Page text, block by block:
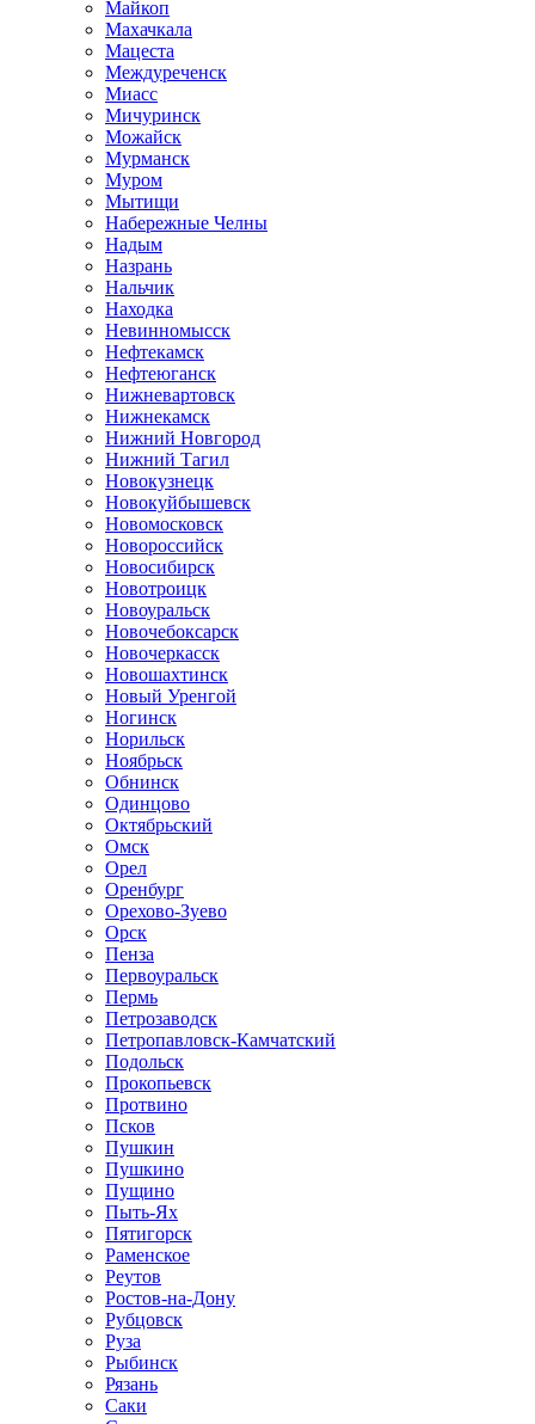
Майкоп
Махачкала
Мацеста
Междуреченск
Миасс
Мичуринск
Можайск
Мурманск
Муром
Мытищи
Набережные Челны
Надым
Назрань
Нальчик
Находка
Невинномысск
Нефтекамск
Нефтеюганск
Нижневартовск
Нижнекамск
Нижний Новгород
Нижний Тагил
Новокузнецк
Новокуйбышевск
Новомосковск
Новороссийск
Новосибирск
Новотроицк
Новоуральск
Новочебоксарск
Новочеркасск
Новошахтинск
Новый Уренгой
Ногинск
Норильск
Ноябрьск
Обнинск
Одинцово
Октябрьский
Омск
Орел
Оренбург
Орехово-Зуево
Орск
Пенза
Первоуральск
Пермь
Петрозаводск
Петропавловск-Камчатский
Подольск
Прокопьевск
Протвино
Псков
Пушкин
Пушкино
Пущино
Пыть-Ях
Пятигорск
Раменское
Реутов
Ростов-на-Дону
Рубцовск
Руза
Рыбинск
Рязань
Саки